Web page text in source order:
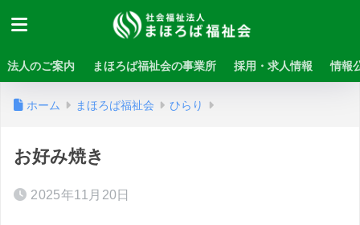
法人のご案内 まほろば福祉会の事業所 採用・求人情報 情報
ホーム まほろば福祉会 ひらり
お好み焼き
2025年11月20日